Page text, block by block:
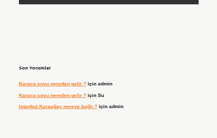
Son Yorumlar
Karaca soyu nereden gelir ?için admin
Karaca soyu nereden gelir ?için Su
Istanbul Karaağaç nereye bağlı ?için admin